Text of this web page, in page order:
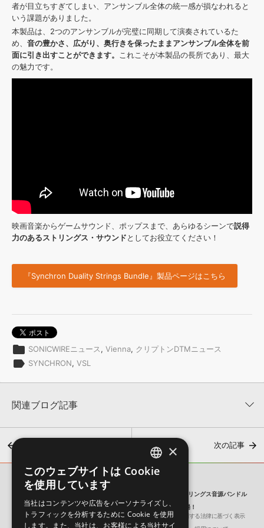
者が目立ちすぎてしまい、アンサンブル全体の統一感が損なわれると
いう課題がありました。
本製品は、2つのアンサンブルが完璧に同期して演奏されているた
め、 音の豊かさ、広がり、奥行きを保ったままアンサンブル全体を前
面に引き出すことができます。 これこそが本製品の長所であり、最大
の魅力です。
映画音楽からゲームサウンド、ポップスまで、あらゆるシーンで説得
力のあるストリングス・サウンドとしてお役立てください！
『Synchron Duality Strings Bundle』製品ページはこちら
folder SONICWIREニュース, Vienna, クリプトンDTMニュース
label SYNCHRON, VSL
関連ブログ記事
【最大45%OFF】VSLユーザー必見！お手持ちの製品を拡張す
次の記事
大編成と小編成の響きを自在にブレンド！壮大かつクリアなストリングス音源バンドル
『Synchron Duality Strings Bundle』が登場！
会社概要
環境保護（CSR）への取り組み
特定商取引に関する法律に基づく表示
ENGLISH
×
このウェブサイトは Cookie
を使用しています
当社はコンテンツや広告をパーソナライズし、
トラフィックを分析するために Cookie を使用
します。また、当社は、お客様による当社サイ